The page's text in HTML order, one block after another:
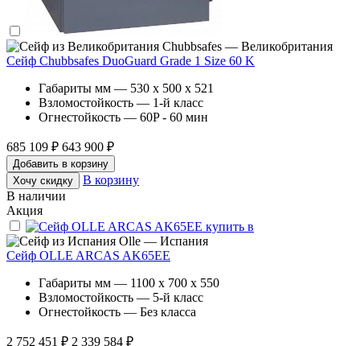
Chubbsafes — Великобритания
Сейф Chubbsafes DuoGuard Grade 1 Size 60 K
Габариты мм — 530 x 500 x 521
Взломостойкость — 1-й класс
Огнестойкость — 60P - 60 мин
685 109 ₽ 643 900 ₽
Добавить в корзину
Хочу скидку
В корзину
В наличии
Акция
Olle — Испания
Сейф OLLE ARCAS AK65EE
Габариты мм — 1100 x 700 x 550
Взломостойкость — 5-й класс
Огнестойкость — Без класса
2 752 451 ₽ 2 339 584 ₽